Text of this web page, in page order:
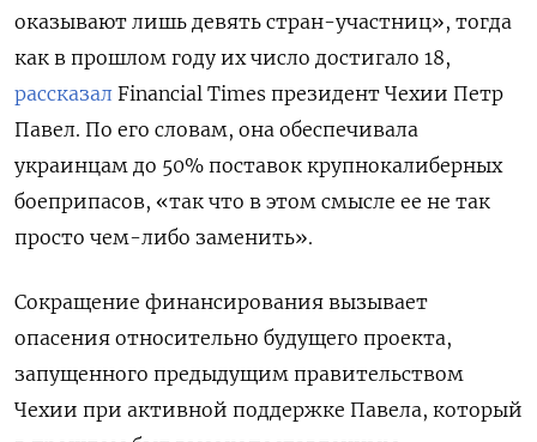
оказывают лишь девять стран-участниц», тогда
как в прошлом году их число достигало 18,
рассказал Financial Times президент Чехии Петр
Павел. По его словам, она обеспечивала
украинцам до 50% поставок крупнокалиберных
боеприпасов, «так что в этом смысле ее не так
просто чем-либо заменить».
Сокращение финансирования вызывает
опасения относительно будущего проекта,
запущенного предыдущим правительством
Чехии при активной поддержке Павела, который